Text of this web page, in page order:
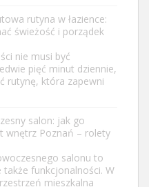
rutyna w łazience:
świeżość i porządek
nie musi być
pięć minut dziennie,
rutynę, która zapewni
salon: jak go
wnętrz Poznań – rolety
salonu to
funkcjonalności. W
mieszkalna